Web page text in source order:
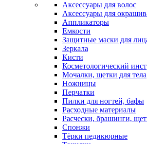
Аксессуары для волос
Аксессуары для
Аппликаторы
Емкости
Защитные маски для
Зеркала
Кисти
Косметологический
Мочалки, щетки для тела
Ножницы
Перчатки
Пилки для ногтей, бафы
Расходные материалы
Расчески, брашинги,
Спонжи
Тёрки педикюрные